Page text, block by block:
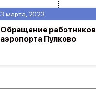
3 марта, 2023
Обращение работников
аэропорта Пулково